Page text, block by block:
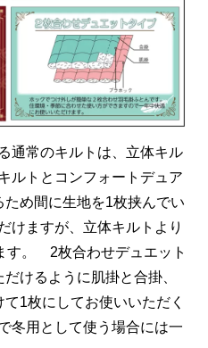
通常のキルトは、立体キル
ルトとコンフォートデュア
め間に生地を1枚挟んでい
けますが、立体キルトより
す。 2枚合わせデュエット
けるように肌掛と合掛、
1枚にしてお使いいただく
冬用として使う場合には一